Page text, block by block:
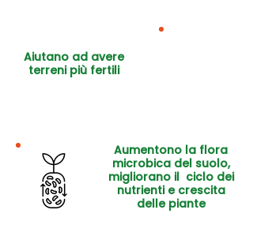
Aiutano ad avere
terreni più fertili
Aumentono la flora
microbica del suolo,
migliorano il ciclo dei
nutrienti e crescita
delle piante